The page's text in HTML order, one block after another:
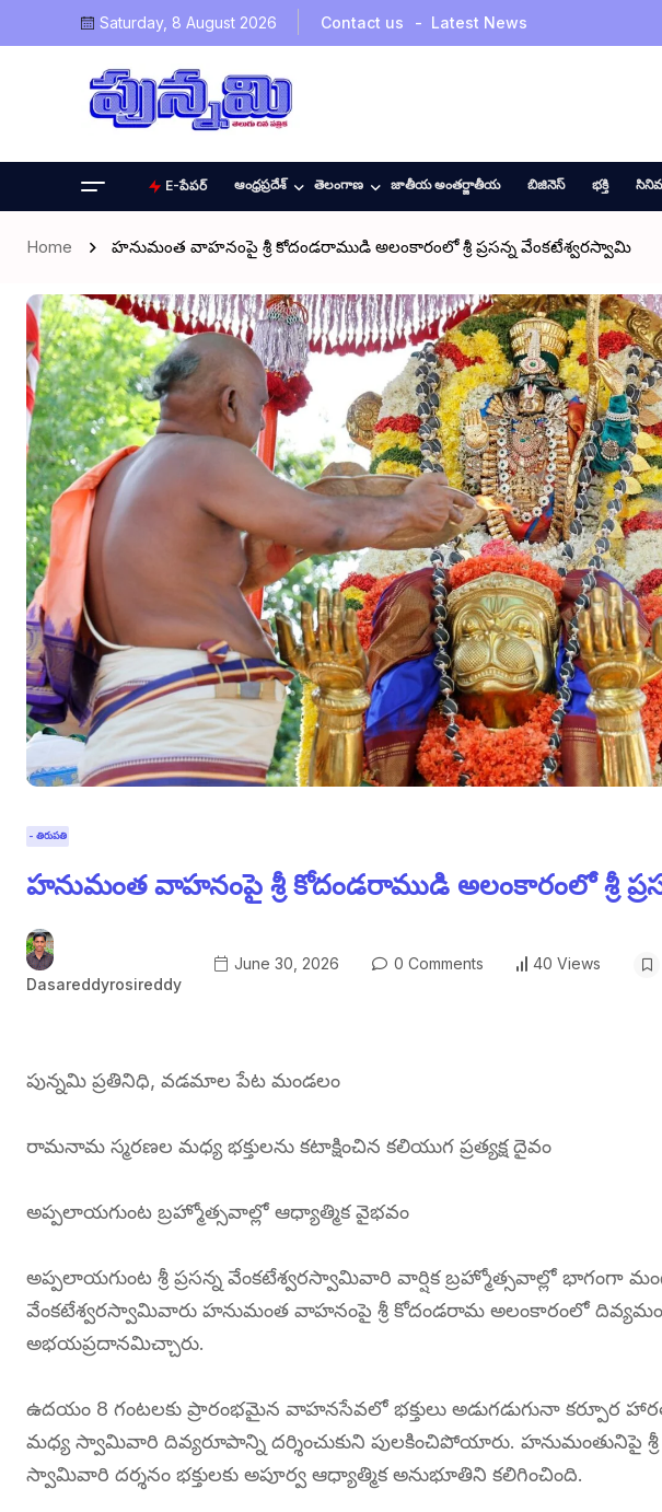
Saturday, 8 August 2026 Contact us Latest News
E-పేపర్ ఆంధ్రప్రదేశ్ తెలంగాణ జాతీయ అంతర్జాతీయ బిజినెస్ భక్తి
Home హనుమంత వాహనంపై శ్రీ కోదండరాముడి అలంకారంలో శ్రీ ప్రసన్న వేంకటేశ్వరస్వామి
- తిరుపతి
హనుమంత వాహనంపై శ్రీ కోదండరాముడి అలంకారంలో శ్రీ
Dasareddyrosireddy
June 30, 2026 0 Comments 40 Views
పున్నమి ప్రతినిధి, వడమాల పేట మండలం
రామనామ స్మరణల మధ్య భక్తులను కటాక్షించిన కలియుగ ప్రత్యక్ష దైవం
అప్పలాయగుంట బ్రహ్మోత్సవాల్లో ఆధ్యాత్మిక వైభవం
అప్పలాయగుంట శ్రీ ప్రసన్న వేంకటేశ్వరస్వామివారి వార్షిక బ్రహ్మోత్సవాల్లో భాగంగా
వేంకటేశ్వరస్వామివారు హనుమంత వాహనంపై శ్రీ కోదండరామ అలంకారంలో
అభయప్రదానమిచ్చారు.
ఉదయం 8 గంటలకు ప్రారంభమైన వాహనసేవలో భక్తులు అడుగడుగునా కర్పూర
మధ్య స్వామివారి దివ్యరూపాన్ని దర్శించుకుని పులకించిపోయారు. హనుమంతునిపై
స్వామివారి దర్శనం భక్తులకు అపూర్వ ఆధ్యాత్మిక అనుభూతిని కలిగించింది.